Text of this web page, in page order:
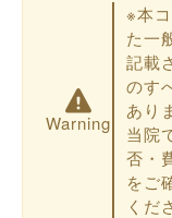
Warning
※本
た一
記載
のす
あり
当院
否・
をご
くだ